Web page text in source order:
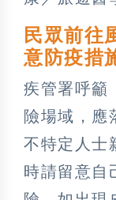
民眾前往
意防疫措
疾管署呼籲
險場域，應
不特定人士
時請留意自